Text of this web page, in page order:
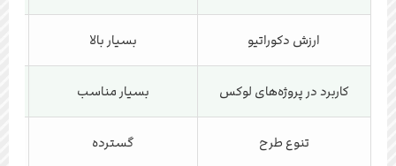
ارزش دکوراتیو بسیار بالا
کاربرد در پروژه‌های لوکس بسیار مناسب
تنوع طرح گسترده